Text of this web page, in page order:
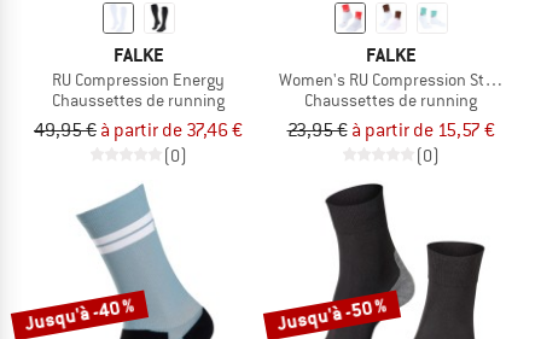
FALKE
RU Compression Energy
Chaussettes de running
49,95 € à partir de 37,46 €
(0)
FALKE
Women's RU Compression Stabilizing
Chaussettes de running
23,95 € à partir de 15,57 €
(0)
Jusqu'à -40 % Jusqu'à -50 %